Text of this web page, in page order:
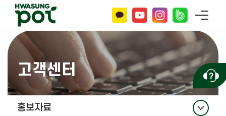
고객센터
홍보자료